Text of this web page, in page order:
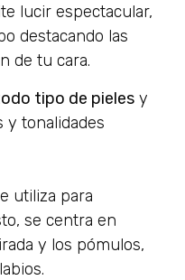
lucir espectacular,
destacando las
de tu cara.
tipo de pieles y
y tonalidades
utiliza para
se centra en
y los pómulos,